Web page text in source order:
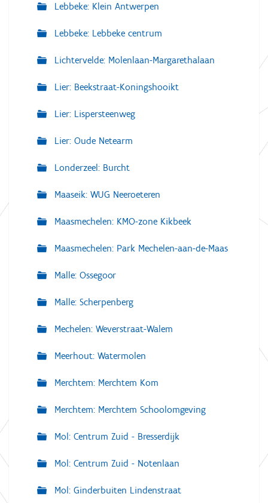
Lebbeke: Klein Antwerpen
Lebbeke: Lebbeke centrum
Lichtervelde: Molenlaan-Margarethalaan
Lier: Beekstraat-Koningshooikt
Lier: Lispersteenweg
Lier: Oude Netearm
Londerzeel: Burcht
Maaseik: WUG Neeroeteren
Maasmechelen: KMO-zone Kikbeek
Maasmechelen: Park Mechelen-aan-de-Maas
Malle: Ossegoor
Malle: Scherpenberg
Mechelen: Weverstraat-Walem
Meerhout: Watermolen
Merchtem: Merchtem Kom
Merchtem: Merchtem Schoolomgeving
Mol: Centrum Zuid - Bresserdijk
Mol: Centrum Zuid - Notenlaan
Mol: Ginderbuiten Lindenstraat